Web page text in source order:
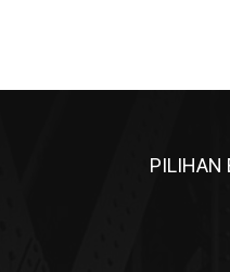
PILIHAN